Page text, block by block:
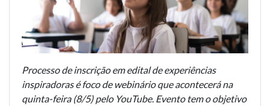
Processo de inscrição em edital de experiências
inspiradoras é foco de webinário que acontecerá na
quinta-feira (8/5) pelo YouTube. Evento tem o objetivo